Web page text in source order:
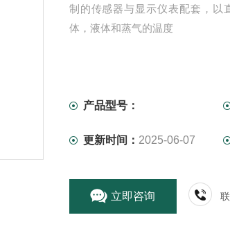
制的传感器与显示仪表配套，以
体，液体和蒸气的温度
产品型号：
更新时间： 2025-06-07
立即咨询